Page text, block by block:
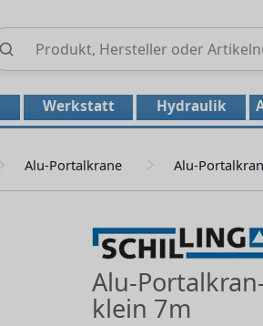
Produkte
durchsuchen
Werkstatt Hydraulik
Alu-Portalkrane Alu-
Alu-
klein 7m